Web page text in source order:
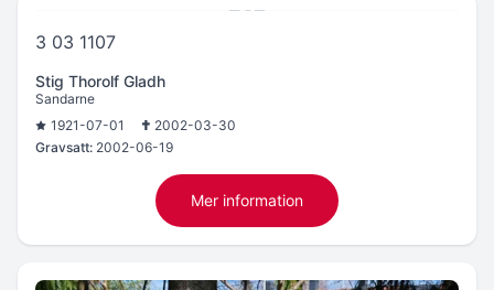
3 03 1107
Stig Thorolf Gladh
Sandarne
1921-07-01
2002-03-30
Gravsatt: 2002-06-19
Mer information